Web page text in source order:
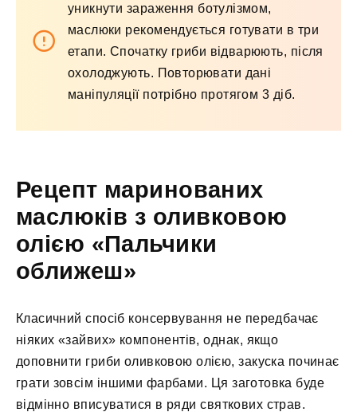
уникнути зараження ботулізмом,
маслюки рекомендується готувати в три
етапи. Спочатку гриби відварюють, після
охолоджують. Повторювати дані
маніпуляції потрібно протягом 3 діб.
Рецепт маринованих
маслюків з оливковою
олією «Пальчики
оближеш»
Класичний спосіб консервування не передбачає
ніяких «зайвих» компонентів, однак, якщо
доповнити гриби оливковою олією, закуска починає
грати зовсім іншими фарбами. Ця заготовка буде
відмінно вписуватися в ряди святкових страв.